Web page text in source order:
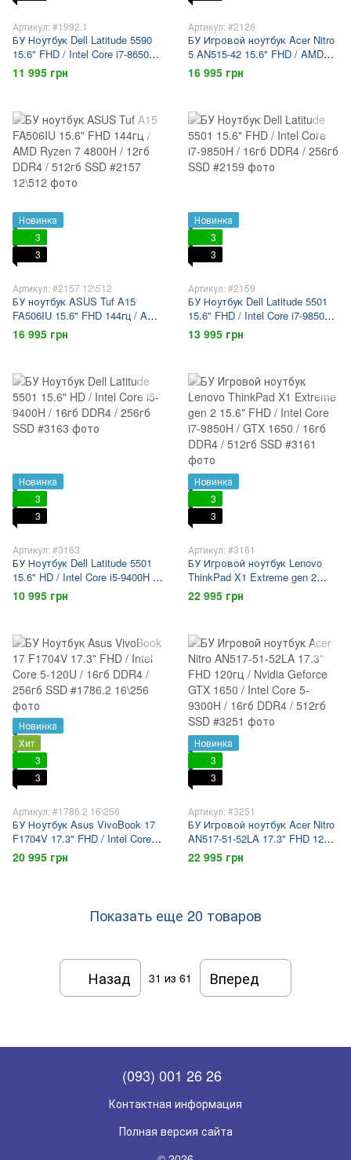
Артикул: #1992.1
БУ Ноутбук Dell Latitude 5590
15.6" FHD / Intel Core i7-8650U /
16гб DDR4 / 256гб SSD
11 995 грн
Артикул: #2126
БУ Игровой ноутбук Acer Nitro
5 AN515-42 15.6" FHD / AMD
Ryzen 5 2500U / Radeon RX 560
/ 16гб DDR4 / 512гб SSD
16 995 грн
Новинка
3
3
Артикул: #2157 12\512
БУ ноутбук ASUS Tuf A15
FA506IU 15.6" FHD 144гц / AMD
Ryzen 7 4800H / 12гб DDR4 /
512гб SSD
16 995 грн
Новинка
3
3
Артикул: #2159
БУ Ноутбук Dell Latitude 5501
15.6" FHD / Intel Core i7-9850H /
16гб DDR4 / 256гб SSD
13 995 грн
Новинка
3
3
Артикул: #3163
БУ Ноутбук Dell Latitude 5501
15.6" HD / Intel Core i5-9400H /
16гб DDR4 / 256гб SSD
10 995 грн
Новинка
3
3
Артикул: #3161
БУ Игровой ноутбук Lenovo
ThinkPad X1 Extreme gen 2
15.6" FHD / Intel Core i7-9850H /
GTX 1650 / 16гб DDR4 / 512гб
22 995 грн
Новинка
Хит
3
3
Артикул: #1786.2 16\256
БУ Ноутбук Asus VivoBook 17
F1704V 17.3" FHD / Intel Core 5-
120U / 16гб DDR4 / 256гб SSD
20 995 грн
Новинка
3
3
Артикул: #3251
БУ Игровой ноутбук Acer Nitro
AN517-51-52LA 17.3" FHD 120гц
/ Nvidia Geforce GTX 1650 /
Intel Core 5-9300H / 16гб DDR4 /
22 995 грн
Показать еще 20 товаров
Назад 31 из 61 Вперед
(093) 001 26 26
Контактная информация
Полная версия сайта